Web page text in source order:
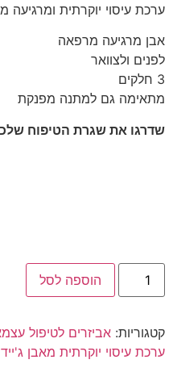
ערכת עיסוי יוקרתית ומרגיעה
אבן מרגיעה מרפאה
לפנים ולצוואר
3 חלקים
מתאימה גם למתנה מפנקת
שדרגו את שגרת הטיפוח
הוספה לסל
קטגוריות: אביזרים לטיפול
ערכת עיסוי יוקרתית מאבן ג'ייד